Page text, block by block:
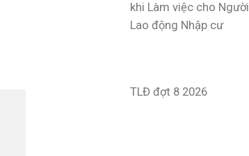
khi Làm việc cho Người
Lao động Nhập cư
TLĐ đợt 8 2026